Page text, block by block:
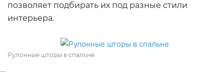
позволяет подбирать их под разные стили
интерьера.
Рулонные шторы в спальне